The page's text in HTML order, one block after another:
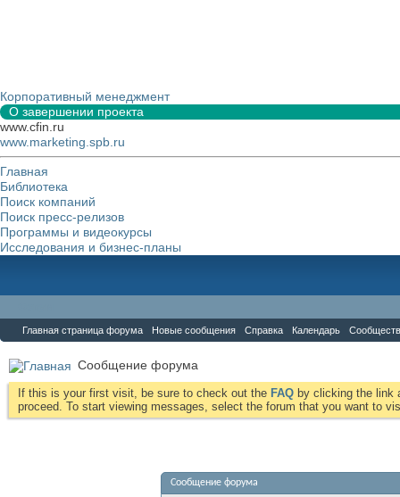
Корпоративный менеджмент
О завершении проекта
www.cfin.ru
www.marketing.spb.ru
Главная
Библиотека
Поиск компаний
Поиск пресс-релизов
Программы и видеокурсы
Исследования и бизнес-планы
Главная страница форума Новые сообщения Справка Календарь
Сообщение форума
If this is your first visit, be sure to check out the FAQ by clicking the link
proceed. To start viewing messages, select the forum that you want to
Сообщение форума